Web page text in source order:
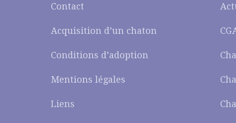
Contact
Acquisition d’un chaton
Conditions d’adoption
Mentions légales
Liens